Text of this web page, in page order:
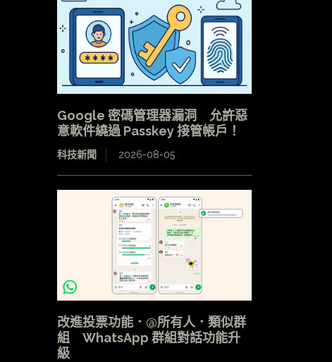
Google 密碼管理器漏洞 允許惡
意軟件繞過 Passkey 接管帳戶！
科技新聞 2026-08-05
改進投票功能．@所有人．類似群
組 WhatsApp 群組對話功能升
級